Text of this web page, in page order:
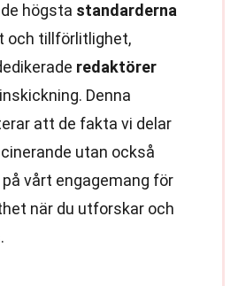
högsta standarderna
och tillförlitlighet,
redaktörer
Denna
att de fakta vi delar
utan också
vårt engagemang för
när du utforskar och